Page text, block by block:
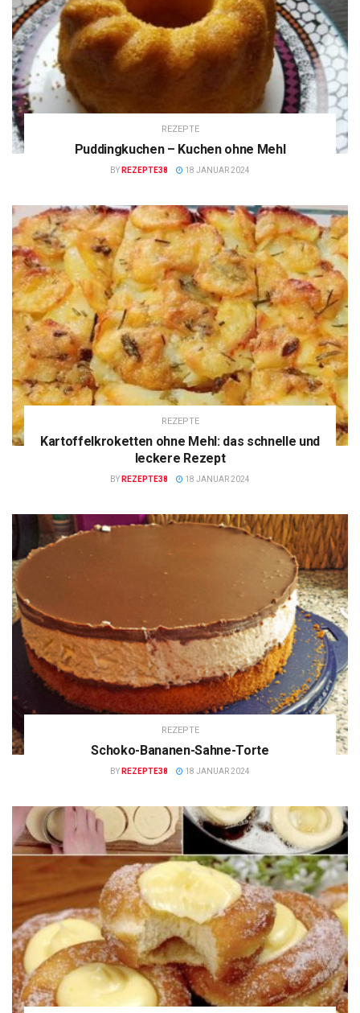
REZEPTE
Puddingkuchen – Kuchen ohne Mehl
BY REZEPTE38 18 JANUAR 2024
REZEPTE
Kartoffelkroketten ohne Mehl: das schnelle und
leckere Rezept
BY REZEPTE38 18 JANUAR 2024
REZEPTE
Schoko-Bananen-Sahne-Torte
BY REZEPTE38 18 JANUAR 2024